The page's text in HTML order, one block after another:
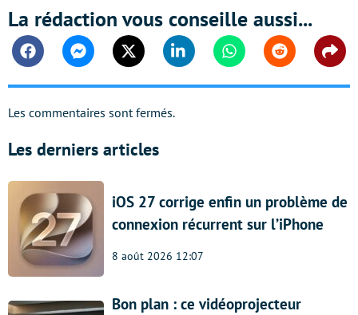
La rédaction vous conseille aussi...
FacebookMessengerTwitter Linkedin WhatsappReddit
Les commentaires sont fermés.
Les derniers articles
iOS 27 corrige enfin un problème de
connexion récurrent sur l’iPhone
8 août 2026 12:07
Bon plan : ce vidéoprojecteur